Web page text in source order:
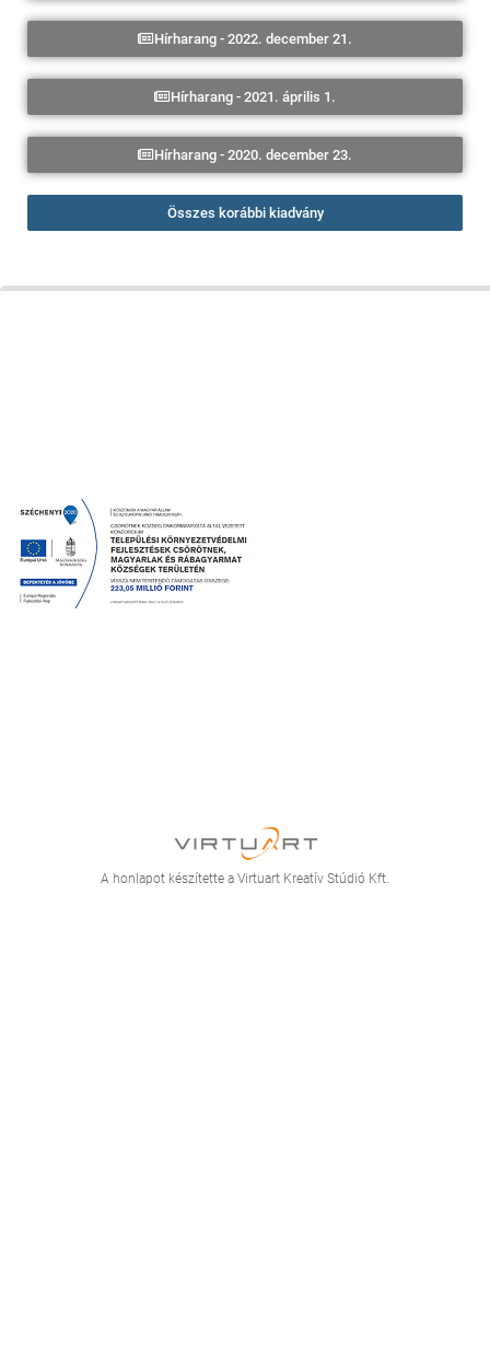
Hírharang - 2022. december 21.
Hírharang - 2021. április 1.
Hírharang - 2020. december 23.
Összes korábbi kiadvány
A honlapot készítette a Virtuart Kreatív Stúdió Kft.